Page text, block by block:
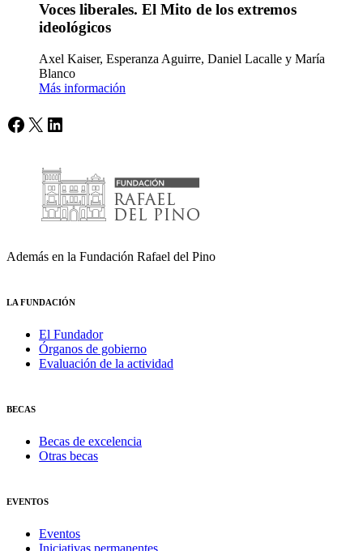
Voces liberales. El Mito de los extremos
ideológicos
Axel Kaiser, Esperanza Aguirre, Daniel Lacalle y María
Blanco
Más información
Facebook
X LinkedIn
Además en la Fundación Rafael del Pino
LA FUNDACIÓN
El Fundador
Órganos de gobierno
Evaluación de la actividad
BECAS
Becas de excelencia
Otras becas
EVENTOS
Eventos
Iniciativas permanentes